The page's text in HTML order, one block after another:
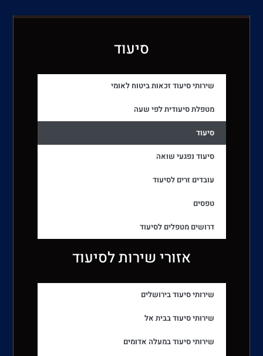
סיעוד
שירותי סיעוד זכאות ביטוח לאומי
מטפלת סיעודית לפי שעה
סיעוד
סיעוד נפגעי שואה
עובדים זרים לסיעוד
טפסים
דרושים מטפלים לסיעוד
אזורי שירות לסיעוד
שירותי סיעוד בירושלים
שירותי סיעוד בבית אל
שירותי סיעוד במעלה אדומים